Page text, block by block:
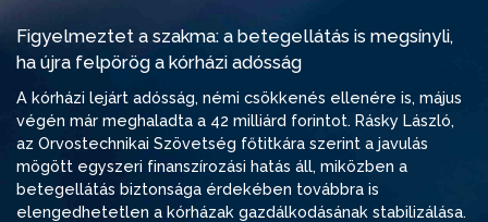
Figyelmeztet a szakma: a betegellátás is megsínyli,
ha újra felpörög a kórházi adósság
A kórházi lejárt adósság, némi csökkenés ellenére is, május
végén már meghaladta a 42 milliárd forintot. Rásky László,
az Orvostechnikai Szövetség főtitkára szerint a javulás
mögött egyszeri finanszírozási hatás áll, miközben a
betegellátás biztonsága érdekében továbbra is
elengedhetetlen a kórházak gazdálkodásának stabilizálása.